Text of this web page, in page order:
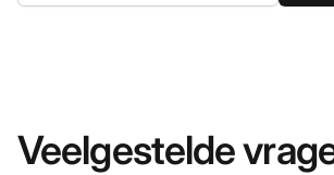
Veelgestelde